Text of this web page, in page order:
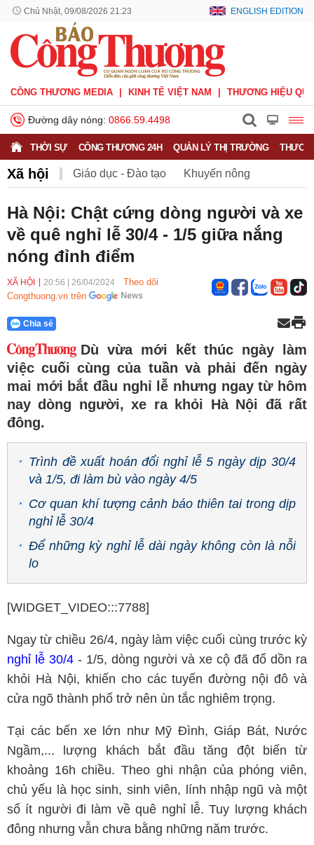
Chủ Nhật, 09/08/2026 21:23 ENGLISH EDITION
CÔNG THƯƠNG MEDIA KINH TẾ VIỆT NAM THƯƠNG HIỆU
Đường dây nóng: 0866.59.4498
THỜI SỰ CÔNG THƯƠNG 24H QUẢN LÝ THỊ TRƯỜNG
Xã hội Giáo dục - Đào tạo Khuyến nông
Phát triển bền vững Sức khỏe Việc làm
Hà Nội: Chật cứng dòng người và xe
về quê nghỉ lễ 30/4 - 1/5 giữa nắng
nóng đỉnh điểm
XÃ HỘI 20:56 26/04/2024
Theo dõi
Congthuong.vn trên
Chia sẻ
Dù vừa mới kết thúc ngày làm
việc cuối cùng của tuần và phải đến ngày
mai mới bắt đầu nghỉ lễ nhưng ngay từ hôm
nay dòng người, xe ra khỏi Hà Nội đã rất
đông.
Trình đề xuất hoán đổi nghỉ lễ 5 ngày dịp 30/4
và 1/5, đi làm bù vào ngày 4/5
Cơ quan khí tượng cảnh báo thiên tai trong dịp
nghỉ lễ 30/4
Để những kỳ nghỉ lễ dài ngày không còn là nỗi
lo
[WIDGET_VIDEO:::7788]
Ngay từ chiều 26/4, ngày làm việc cuối cùng trước kỳ
nghỉ lễ 30/4 - 1/5, dòng người và xe cộ đã đổ dồn ra
khỏi Hà Nội, khiến cho các tuyến đường nội đô và
cửa ngõ thành phố trở nên ùn tắc nghiêm trọng.
Tại các bến xe lớn như Mỹ Đình, Giáp Bát, Nước
Ngầm,... lượng khách bắt đầu tăng đột biến từ
khoảng 16h chiều. Theo ghi nhận của phóng viên,
chủ yếu là học sinh, sinh viên, lính nhập ngũ và một
số ít người đi làm về quê nghỉ lễ. Tuy lượng khách
đông nhưng vẫn chưa bằng những năm trước.